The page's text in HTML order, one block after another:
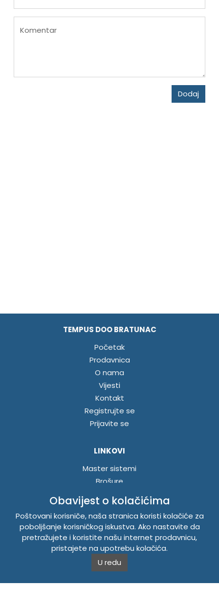
Komentar
Dodaj
TEMPUS DOO BRATUNAC
Početak
Prodavnica
O nama
Vijesti
Kontakt
Registrujte se
Prijavite se
LINKOVI
Master sistemi
Brošure
INFORMACIJE
Politika o kolačićima
Uslovi korištenja
Politika privatnosti
Obavijest o kolačićima
Poštovani korisniče, naša stranica koristi kolačiće za
poboljšanje korisničkog iskustva. Ako nastavite da
pretražujete i koristite našu internet prodavnicu,
pristajete na upotrebu kolačića.
U redu